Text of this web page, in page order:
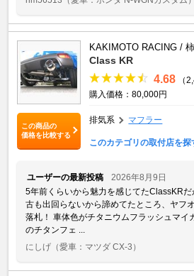
この商品の
価格を比較する
KAKIMOTO RACING /
Class KR
4.68
（
購入価格：80,000円
排気系 マフラー
このカテゴリの取付店を探
ユーザーの最新投稿
2026年8月9日
5年前くらいから魅力を感じてたClassKR
古も出回らないから諦めてたところ、ヤフ
落札！ 車体色がチタニウムフラッシュマイ
のチタンフェ ...
にしげ （愛車：マツダ CX-3）